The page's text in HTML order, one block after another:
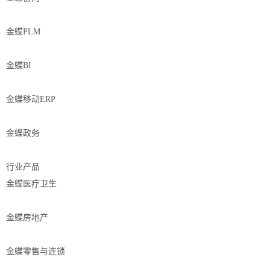
金蝶PLM
金蝶BI
金蝶移动ERP
金蝶政务
行业产品
金蝶医疗卫生
金蝶房地产
金蝶零售与连锁